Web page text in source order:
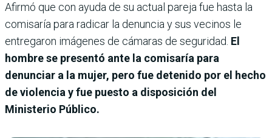
Afirmó que con ayuda de su actual pareja fue hasta la
comisaría para radicar la denuncia y sus vecinos le
entregaron imágenes de cámaras de seguridad. El
hombre se presentó ante la comisaría para
denunciar a la mujer, pero fue detenido por el hecho
de violencia y fue puesto a disposición del
Ministerio Público.